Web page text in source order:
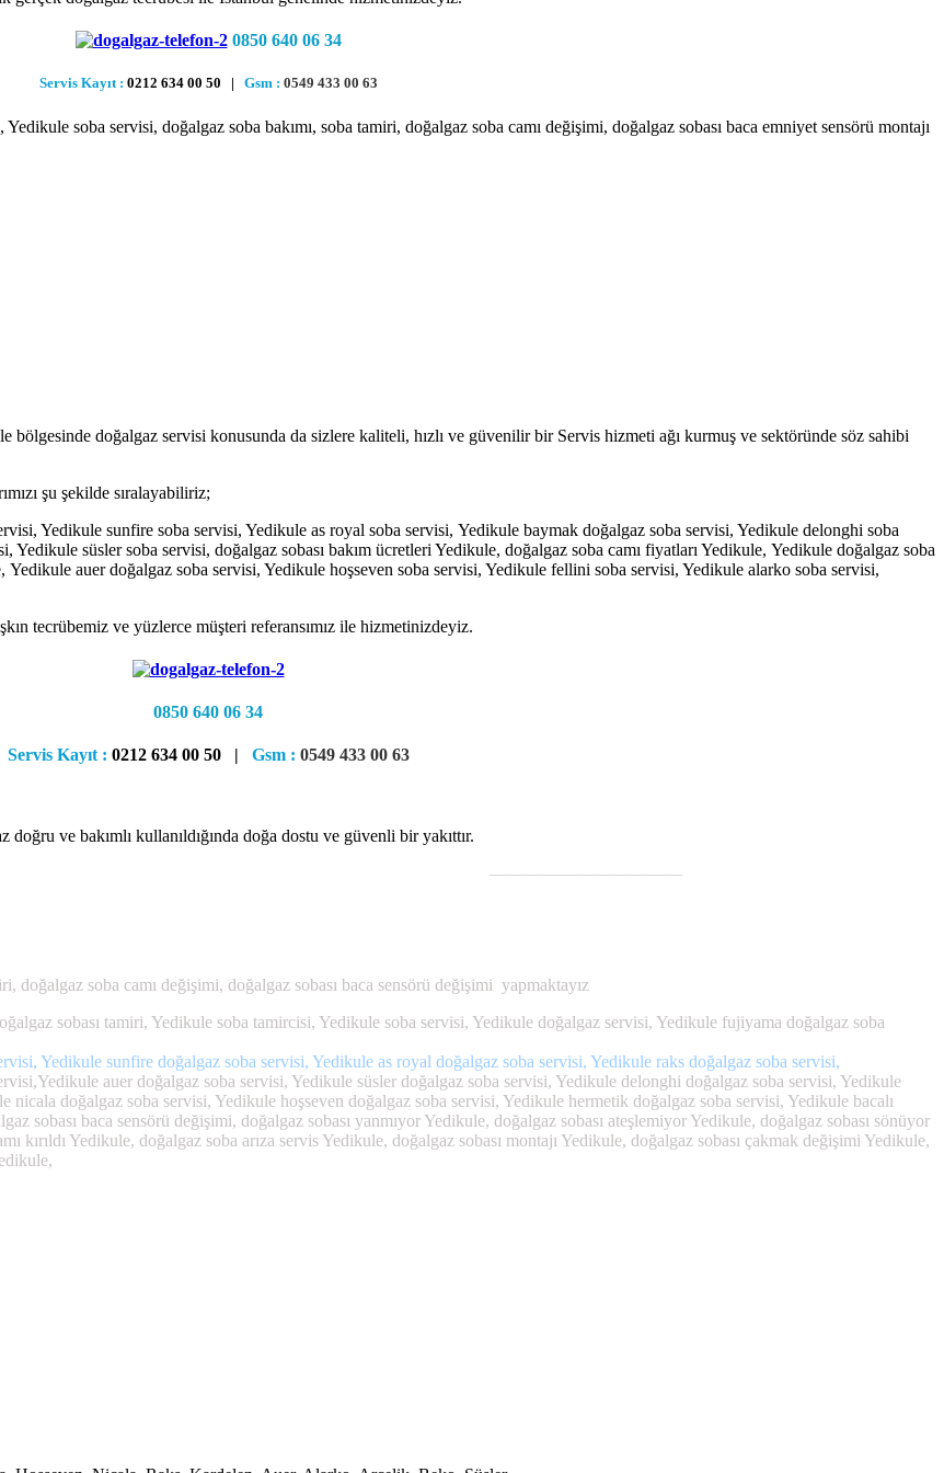
0850 640 06 34
Servis Kayıt : 0212 634 00 50 | Gsm : 0549 433 00 63
soba servisi, doğalgaz soba bakımı, soba tamiri, doğalgaz soba camı değişimi, doğalgaz sobası baca emniyet sensörü montajı
doğalgaz servisi konusunda da sizlere kaliteli, hızlı ve güvenilir bir Servis hizmeti ağı kurmuş ve sektöründe söz sahibi
şu şekilde sıralayabiliriz;
Yedikule sunfire soba servisi, Yedikule as royal soba servisi, Yedikule baymak doğalgaz soba servisi, Yedikule delonghi soba
süsler soba servisi, doğalgaz sobası bakım ücretleri Yedikule, doğalgaz soba camı fiyatları Yedikule, Yedikule doğalgaz soba
Yedikule auer doğalgaz soba servisi, Yedikule hoşseven soba servisi, Yedikule fellini soba servisi, Yedikule alarko soba servisi,
tecrübemiz ve yüzlerce müşteri referansımız ile hizmetinizdeyiz.
0850 640 06 34
Servis Kayıt : 0212 634 00 50 | Gsm : 0549 433 00 63
doğru ve bakımlı kullanıldığında doğa dostu ve güvenli bir yakıttır.
———————————
doğalgaz soba camı değişimi, doğalgaz sobası baca sensörü değişimi yapmaktayız
sobası tamiri, Yedikule soba tamircisi, Yedikule soba servisi, Yedikule doğalgaz servisi, Yedikule fujiyama doğalgaz soba
Yedikule sunfire doğalgaz soba servisi, Yedikule as royal doğalgaz soba servisi, Yedikule raks doğalgaz soba servisi,
auer doğalgaz soba servisi, Yedikule süsler doğalgaz soba servisi, Yedikule delonghi doğalgaz soba servisi, Yedikule
doğalgaz soba servisi, Yedikule hoşseven doğalgaz soba servisi, Yedikule hermetik doğalgaz soba servisi, Yedikule bacalı
sobası baca sensörü değişimi, doğalgaz sobası yanmıyor Yedikule, doğalgaz sobası ateşlemiyor Yedikule, doğalgaz sobası sönüyor
kırıldı Yedikule, doğalgaz soba arıza servis Yedikule, doğalgaz sobası montajı Yedikule, doğalgaz sobası çakmak değişimi Yedikule,